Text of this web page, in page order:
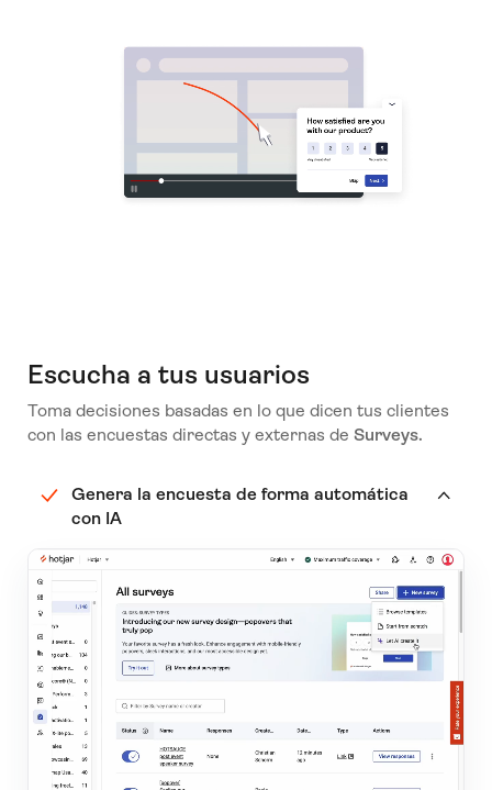
Escucha a tus usuarios
Toma decisiones basadas en lo que dicen tus clientes
con las encuestas directas y externas de Surveys.
Genera la encuesta de forma automática
con IA